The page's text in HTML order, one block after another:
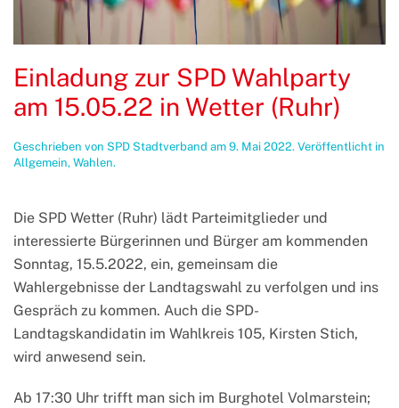
Einladung zur SPD Wahlparty
am 15.05.22 in Wetter (Ruhr)
Geschrieben von SPD Stadtverband am 9. Mai 2022. Veröffentlicht in
Allgemein, Wahlen.
Die SPD Wetter (Ruhr) lädt Parteimitglieder und
interessierte Bürgerinnen und Bürger am kommenden
Sonntag, 15.5.2022, ein, gemeinsam die
Wahlergebnisse der Landtagswahl zu verfolgen und ins
Gespräch zu kommen. Auch die SPD-
Landtagskandidatin im Wahlkreis 105, Kirsten Stich,
wird anwesend sein.
Ab 17:30 Uhr trifft man sich im Burghotel Volmarstein;